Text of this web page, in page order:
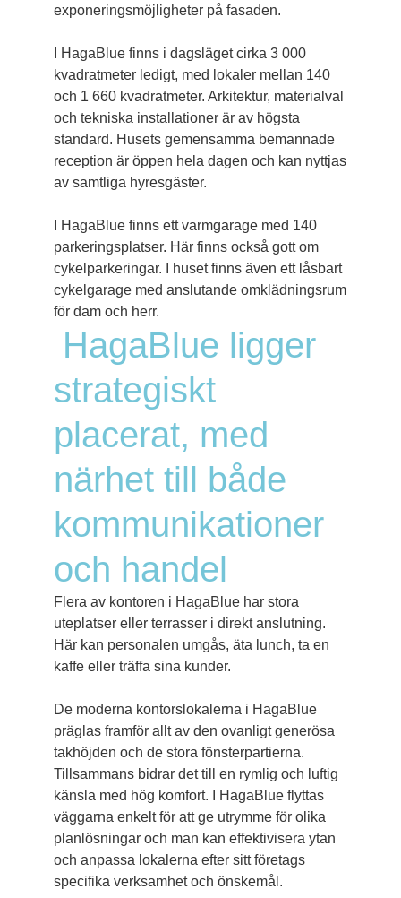
exponeringsmöjligheter på fasaden.
I HagaBlue finns i dagsläget cirka 3 000
kvadratmeter ledigt, med lokaler mellan 140
och 1 660 kvadratmeter. Arkitektur, materialval
och tekniska installationer är av högsta
standard. Husets gemensamma bemannade
reception är öppen hela dagen och kan nyttjas
av samtliga hyresgäster.
I HagaBlue finns ett varmgarage med 140
parkeringsplatser. Här finns också gott om
cykelparkeringar. I huset finns även ett låsbart
cykelgarage med anslutande omklädningsrum
för dam och herr.
HagaBlue ligger
strategiskt
placerat, med
närhet till både
kommunikationer
och handel
Flera av kontoren i HagaBlue har stora
uteplatser eller terrasser i direkt anslutning.
Här kan personalen umgås, äta lunch, ta en
kaffe eller träffa sina kunder.
De moderna kontorslokalerna i HagaBlue
präglas framför allt av den ovanligt generösa
takhöjden och de stora fönsterpartierna.
Tillsammans bidrar det till en rymlig och luftig
känsla med hög komfort. I HagaBlue flyttas
väggarna enkelt för att ge utrymme för olika
planlösningar och man kan effektivisera ytan
och anpassa lokalerna efter sitt företags
specifika verksamhet och önskemål.